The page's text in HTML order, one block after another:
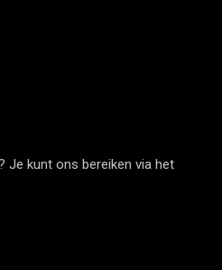
Je kunt ons bereiken via het